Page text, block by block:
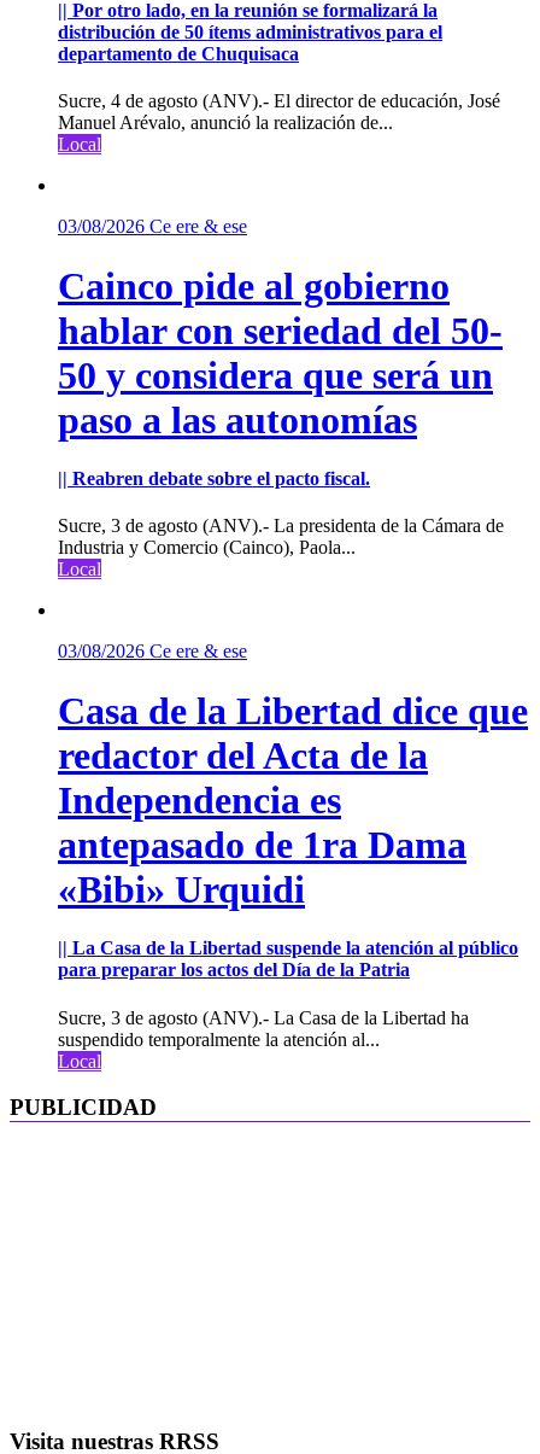
|| Por otro lado, en la reunión se formalizará la
distribución de 50 ítems administrativos para el
departamento de Chuquisaca
Sucre, 4 de agosto (ANV).- El director de educación, José
Manuel Arévalo, anunció la realización de...
Local
03/08/2026 Ce ere & ese
Cainco pide al gobierno
hablar con seriedad del 50-
50 y considera que será un
paso a las autonomías
|| Reabren debate sobre el pacto fiscal.
Sucre, 3 de agosto (ANV).- La presidenta de la Cámara de
Industria y Comercio (Cainco), Paola...
Local
03/08/2026 Ce ere & ese
Casa de la Libertad dice que
redactor del Acta de la
Independencia es
antepasado de 1ra Dama
«Bibi» Urquidi
|| La Casa de la Libertad suspende la atención al público
para preparar los actos del Día de la Patria
Sucre, 3 de agosto (ANV).- La Casa de la Libertad ha
suspendido temporalmente la atención al...
Local
PUBLICIDAD
Visita nuestras RRSS